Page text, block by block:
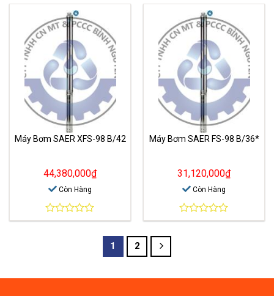
out
5
out
5
Máy Bơm SAER XFS-98 B/42
44,380,000₫
Còn Hàng
0
Máy Bơm SAER FS-98 B/36*
31,120,000₫
Còn Hàng
0
1 2